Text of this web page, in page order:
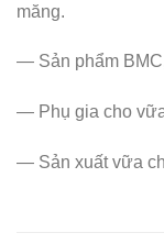
măng.
— Sản phẩm
— Phụ gia cho
— Sản xuất vữa